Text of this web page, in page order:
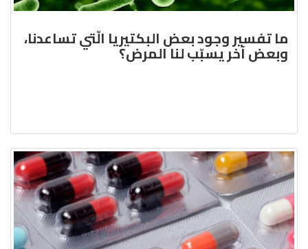
ما تفسير وجود بعض البكتيريا الّتي تساعدنا،
وبعض آخر يسبّب لنا المرض؟